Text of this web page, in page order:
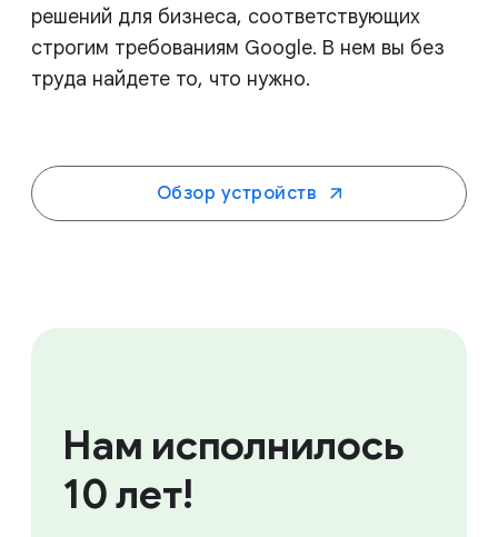
решений для бизнеса, соответствующих
строгим требованиям Google. В нем вы без
труда найдете то, что нужно.
Обзор устройств
Нам исполнилось
10 лет!